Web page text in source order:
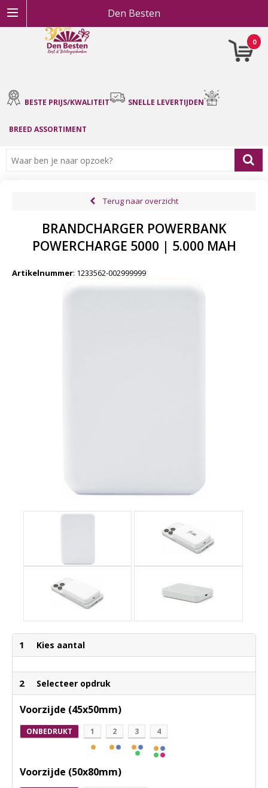
Den Besten
0
BESTE PRIJS/KWALITEIT SNELLE LEVERTIJDEN
BREED ASSORTIMENT
Terug naar overzicht
BRANDCHARGER POWERBANK
POWERCHARGE 5000 | 5.000 MAH
Artikelnummer: 1233562-002999999
1 Kies aantal
2 Selecteer opdruk
Voorzijde (45x50mm)
ONBEDRUKT 1 2 3 4
Voorzijde (50x80mm)